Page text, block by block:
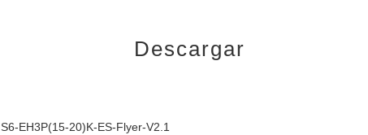
Descargar
S6-EH3P(15-20)K-ES-Flyer-V2.1